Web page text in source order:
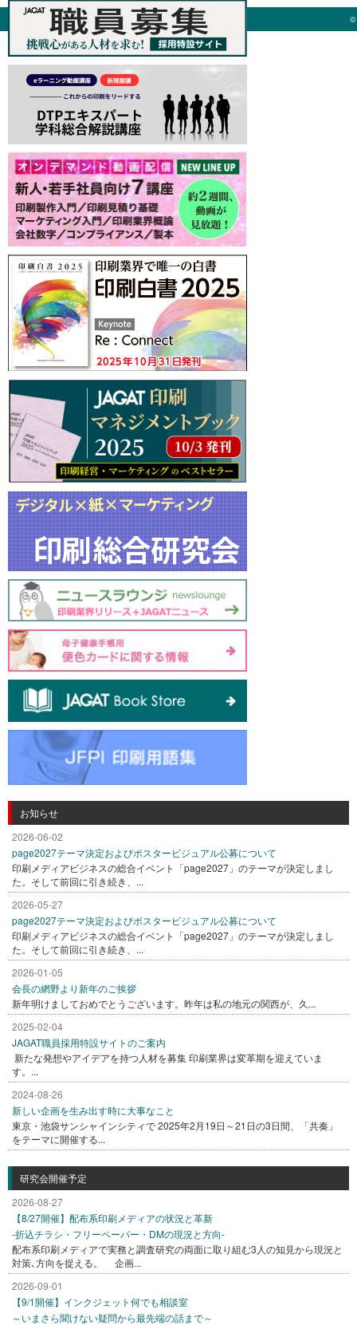
お知らせ
2026-06-02
page2027テーマ決定およびポスタービジュアル公募について
印刷メディアビジネスの総合イベント「page2027」のテーマが決定しまし
た。そして前回に引き続き、...
2026-05-27
page2027テーマ決定およびポスタービジュアル公募について
印刷メディアビジネスの総合イベント「page2027」のテーマが決定しまし
た。そして前回に引き続き、...
2026-01-05
会長の網野より新年のご挨拶
新年明けましておめでとうございます。昨年は私の地元の関西が、久...
2025-02-04
JAGAT職員採用特設サイトのご案内
新たな発想やアイデアを持つ人材を募集 印刷業界は変革期を迎えていま
す。...
2024-08-26
新しい企画を生み出す時に大事なこと
東京・池袋サンシャインシティで 2025年2月19日～21日の3日間、「共奏」
をテーマに開催する...
研究会開催予定
2026-08-27
【8/27開催】配布系印刷メディアの状況と革新
-折込チラシ・フリーペーパー・DMの現況と方向-
配布系印刷メディアで実務と調査研究の両面に取り組む3人の知見から現況と
対策､方向を捉える。 企画...
2026-09-01
【9/1開催】インクジェット何でも相談室
～いまさら聞けない疑問から最先端の話まで～
©